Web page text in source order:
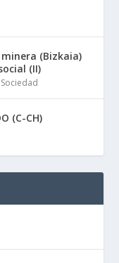
(Bizkaia)
(II)
Sociedad
(C-CH)